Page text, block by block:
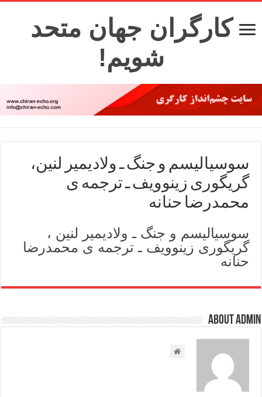
کارگران جهان متحد
شویم!
سوسیالیسم و جنگ ـ ولادیمیر لنین،
گریگوری زینوویف ـ ترجمه ی
محمدرضا حنانه
سوسیالیسم و جنگ ـ ولادیمیر لنین ،
گریگوری زینوویف ـ ترجمه ی محمدرضا
حنانه
About admin